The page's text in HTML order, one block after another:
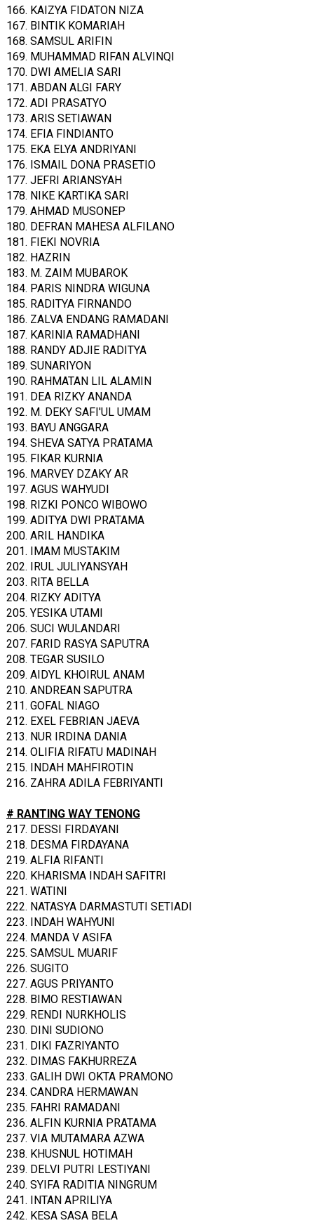
166. KAIZYA FIDATON NIZA
167. BINTIK KOMARIAH
168. SAMSUL ARIFIN
169. MUHAMMAD RIFAN ALVINQI
170. DWI AMELIA SARI
171. ABDAN ALGI FARY
172. ADI PRASATYO
173. ARIS SETIAWAN
174. EFIA FINDIANTO
175. EKA ELYA ANDRIYANI
176. ISMAIL DONA PRASETIO
177. JEFRI ARIANSYAH
178. NIKE KARTIKA SARI
179. AHMAD MUSONEP
180. DEFRAN MAHESA ALFILANO
181. FIEKI NOVRIA
182. HAZRIN
183. M. ZAIM MUBAROK
184. PARIS NINDRA WIGUNA
185. RADITYA FIRNANDO
186. ZALVA ENDANG RAMADANI
187. KARINIA RAMADHANI
188. RANDY ADJIE RADITYA
189. SUNARIYON
190. RAHMATAN LIL ALAMIN
191. DEA RIZKY ANANDA
192. M. DEKY SAFI'UL UMAM
193. BAYU ANGGARA
194. SHEVA SATYA PRATAMA
195. FIKAR KURNIA
196. MARVEY DZAKY AR
197. AGUS WAHYUDI
198. RIZKI PONCO WIBOWO
199. ADITYA DWI PRATAMA
200. ARIL HANDIKA
201. IMAM MUSTAKIM
202. IRUL JULIYANSYAH
203. RITA BELLA
204. RIZKY ADITYA
205. YESIKA UTAMI
206. SUCI WULANDARI
207. FARID RASYA SAPUTRA
208. TEGAR SUSILO
209. AIDYL KHOIRUL ANAM
210. ANDREAN SAPUTRA
211. GOFAL NIAGO
212. EXEL FEBRIAN JAEVA
213. NUR IRDINA DANIA
214. OLIFIA RIFATU MADINAH
215. INDAH MAHFIROTIN
216. ZAHRA ADILA FEBRIYANTI
# RANTING WAY TENONG
217. DESSI FIRDAYANI
218. DESMA FIRDAYANA
219. ALFIA RIFANTI
220. KHARISMA INDAH SAFITRI
221. WATINI
222. NATASYA DARMASTUTI SETIADI
223. INDAH WAHYUNI
224. MANDA V ASIFA
225. SAMSUL MUARIF
226. SUGITO
227. AGUS PRIYANTO
228. BIMO RESTIAWAN
229. RENDI NURKHOLIS
230. DINI SUDIONO
231. DIKI FAZRIYANTO
232. DIMAS FAKHURREZA
233. GALIH DWI OKTA PRAMONO
234. CANDRA HERMAWAN
235. FAHRI RAMADANI
236. ALFIN KURNIA PRATAMA
237. VIA MUTAMARA AZWA
238. KHUSNUL HOTIMAH
239. DELVI PUTRI LESTIYANI
240. SYIFA RADITIA NINGRUM
241. INTAN APRILIYA
242. KESA SASA BELA